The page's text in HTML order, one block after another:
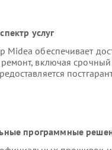
услуг
Midea обеспечивает
включая срочный
программные